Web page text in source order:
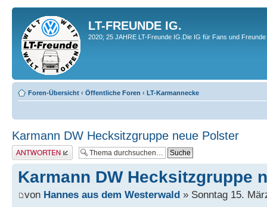
LT-FREUNDE IG.
2020; 25 JAHRE LT-Freunde IG.Die IG für Fans und
Foren-Übersicht ‹ Öffentliche Foren ‹ LT-Karmannecke
Karmann DW Hecksitzgruppe neue Polster
Antwort erstellen
Karmann DW Hecksitzgruppe
von Hannes aus dem Westerwald » Sonntag 15.